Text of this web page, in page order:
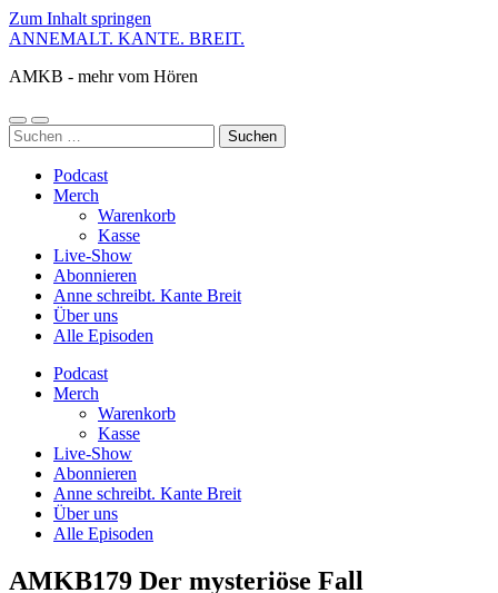
Zum Inhalt springen
ANNEMALT. KANTE. BREIT.
AMKB - mehr vom Hören
Mobile-
Menü
Suchfeld
ein-/ausblenden
Suchen
nach:
Podcast
Merch
Warenkorb
Kasse
Live-Show
Abonnieren
Anne schreibt. Kante Breit
Über uns
Alle Episoden
Podcast
Merch
Warenkorb
Kasse
Live-Show
Abonnieren
Anne schreibt. Kante Breit
Über uns
Alle Episoden
AMKB179 Der mysteriöse Fall